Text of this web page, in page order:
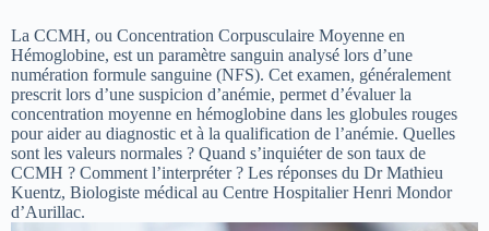
La CCMH, ou Concentration Corpusculaire Moyenne en
Hémoglobine, est un paramètre sanguin analysé lors d’une
numération formule sanguine (NFS). Cet examen, généralement
prescrit lors d’une suspicion d’anémie, permet d’évaluer la
concentration moyenne en hémoglobine dans les globules rouges
pour aider au diagnostic et à la qualification de l’anémie. Quelles
sont les valeurs normales ? Quand s’inquiéter de son taux de
CCMH ? Comment l’interpréter ? Les réponses du Dr Mathieu
Kuentz, Biologiste médical au Centre Hospitalier Henri Mondor
d’Aurillac.